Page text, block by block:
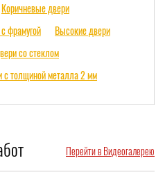
Коричневые двери
фрамугой
Высокие двери
со стеклом
с толщиной металла 2 мм
Перейти в Видеогалерею